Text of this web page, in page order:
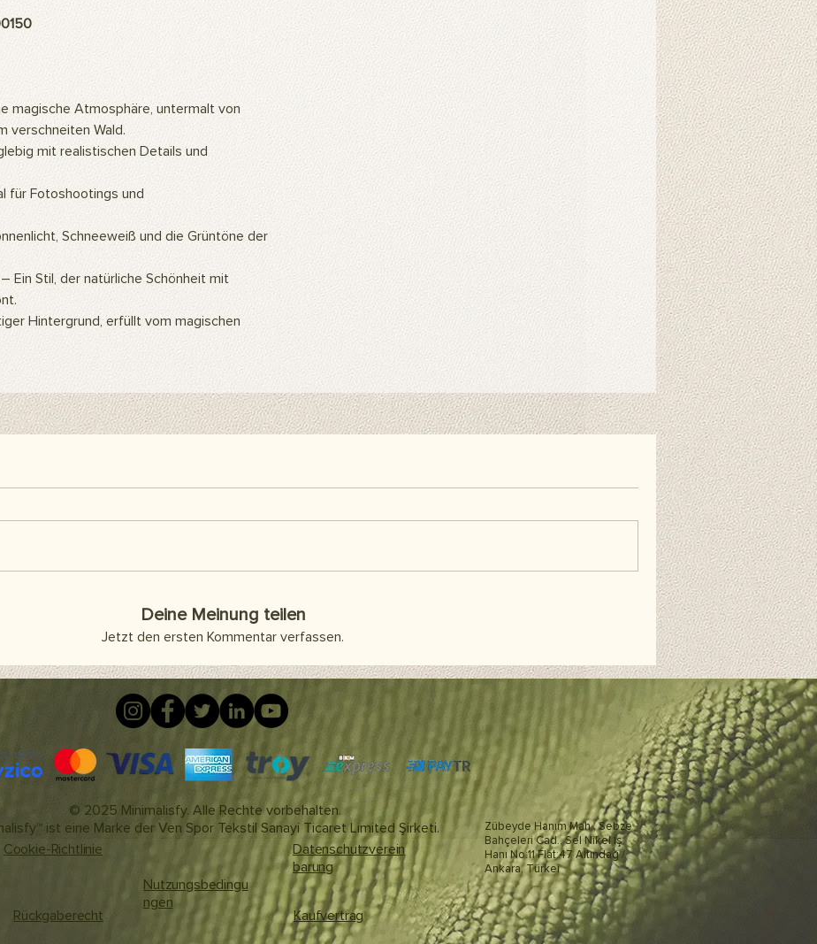
magische Atmosphäre, untermalt von
verschneiten Wald.
mit realistischen Details und
für Fotoshootings und
Schneeweiß und die Grüntöne der
Ein Stil, der natürliche Schönheit mit
Hintergrund, erfüllt vom magischen
so ein ästhetisch ansprechendes Ambiente in Ihrem
Zuhause oder Büro schaffen. Sie können auch als
Gemälde an die Wand gehängt werden. Die
hochauflösenden Bilder auf unseren Produkten werden
mithilfe künstlicher Intelligenz erzeugt und schaffen
Wie montiert man das Produkt?
Für die Verwendung des Hintergrunds wird in der Regel
ein Hintergrundständer benötigt. Mit speziellen
Hintergrundclips können Sie ihn einfach am Ständer
Klebeband oder Klebestreifen verwenden, wenn Sie es
als Abdeckung an die Wand hängen möchten. Diese
Artikel sind separat erhältlich und nicht im Lieferumfang
Hier finden Sie alle häufig gestellten Fragen.
Deine Meinung teilen
Jetzt den ersten Kommentar verfassen.
© 2025 Minimalisfy. Alle Rechte vorbehalten.
ist eine Marke der Ven Spor Tekstil Sanayi Ticaret Limited Şirketi.
Cookie-Richtlinie
Rückgaberecht
Nutzungsbedingu
ngen
Datenschutzverein
barung
Kaufvertrag
Zübeyde Hanım Mah., Sebze
Bahçeleri Cad., Sel Nikel İş
Hanı No:11 Flat:47 Altındağ /
Ankara, Türkei